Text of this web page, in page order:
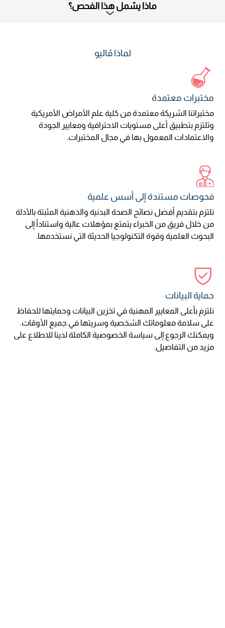
ماذا يشمل هذا الفحص؟
لماذا ڤاليو
مختبرات معتمدة
مختبراتنا الشريكة معتمدة من كلية علم الأمراض الأمريكية
وتلتزم بتطبيق أعلى مستويات الاحترافية ومعايير الجودة
والاعتمادات المعمول بها في مجال المختبرات.
فحوصات مستندة إلى أسس علمية
نلتزم بتقديم أفضل نصائح الصحة البدنية والذهنية المثبتة بالأدلة
من خلال فريق من الخبراء يتمتع بمؤهلات عالية واستناداً إلى
البحوث العلمية وقوة التكنولوجيا الحديثة التي نستخدمها.
حماية البيانات
نلتزم بأعلى المعايير المهنية في تخزين البيانات وحمايتها للحفاظ
على سلامة معلوماتك الشخصية وسريتها في جميع الأوقات.
ويمكنك الرجوع إلى سياسة الخصوصية الكاملة لدينا للاطلاع على
مزيد من التفاصيل.